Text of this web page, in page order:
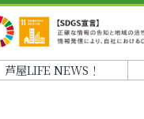
芦屋LIFE NEWS！